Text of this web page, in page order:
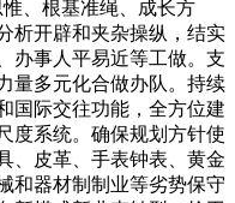
、根基准绳、成长方
析开辟和夹杂操纵，结实
办事人平易近等工做。支
量多元化合做办队。持续
国际交往功能，全方位建
度系统。确保规划方针使
、皮革、手表钟表、黄金
和器材制制业等劣势保守